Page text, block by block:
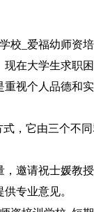
在大学生求职
视个人品德和
，它由三个不
邀请祝士媛教
专业意见。